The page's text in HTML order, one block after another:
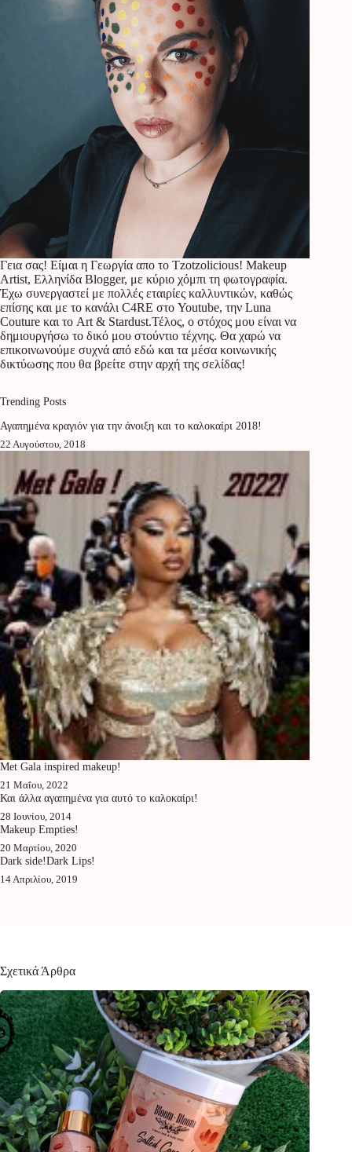
Γεια σας! Είμαι η Γεωργία απο το Tzotzolicious! Makeup
Artist, Ελληνίδα Blogger, με κύριο χόμπι τη φωτογραφία.
Έχω συνεργαστεί με πολλές εταιρίες καλλυντικών, καθώς
επίσης και με το κανάλι C4RE στο Youtube, την Luna
Couture και το Art & Stardust.Τέλος, ο στόχος μου είναι να
δημιουργήσω το δικό μου στούντιο τέχνης. Θα χαρώ να
επικοινωνούμε συχνά από εδώ και τα μέσα κοινωνικής
δικτύωσης που θα βρείτε στην αρχή της σελίδας!
Trending Posts
Αγαπημένα κραγιόν για την άνοιξη και το καλοκαίρι 2018!
22 Αυγούστου, 2018
Met Gala inspired makeup!
21 Μαΐου, 2022
Και άλλα αγαπημένα για αυτό το καλοκαίρι!
28 Ιουνίου, 2014
Makeup Empties!
20 Μαρτίου, 2020
Dark side!Dark Lips!
14 Απριλίου, 2019
Σχετικά Άρθρα